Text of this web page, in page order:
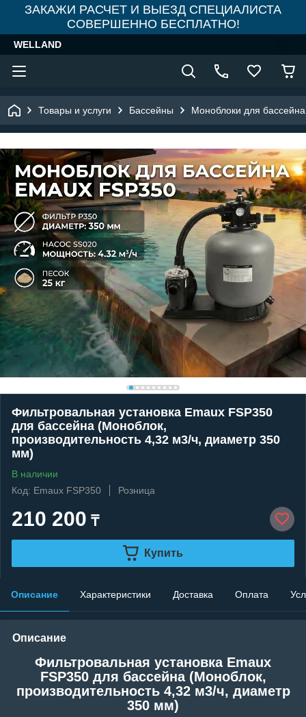
ЗАКАЖИ РАСЧЕТ И ВЫЕЗД СПЕЦИАЛИСТА
СОВЕРШЕННО БЕСПЛАТНО!
WELLAND
Товары и услуги Бассейны Моноблоки для бассейна
Фильтровальная установка Emaux FSP350
для бассейна (Моноблок,
производительность 4,32 м3/ч, диаметр 350
мм)
В наличии
Код: Emaux FSP350
Розница
210 200 ₸
Купить
Описание Характеристики Доставка Оплата
Описание
Фильтровальная установка Emaux
FSP350 для бассейна (Моноблок,
производительность 4,32 м3/ч, диаметр
350 мм)